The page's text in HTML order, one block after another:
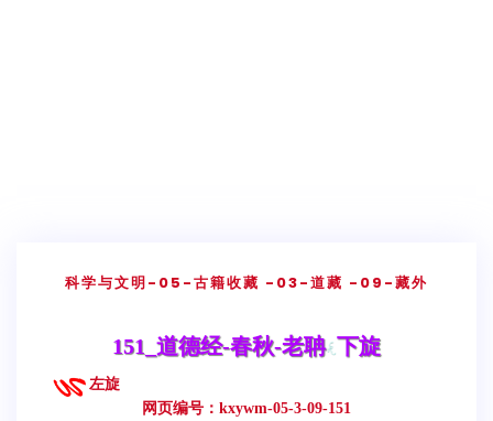
科学与文明-05-古籍收藏 -03-道藏 -09-藏外
151_道德经-春秋-老聃 下旋
左旋
网页编号：kxywm-05-3-09-151